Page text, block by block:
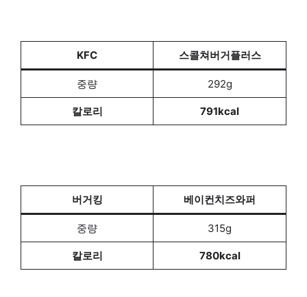
KFC 스콜쳐버거플러스
중량 292g
칼로리 791kcal
버거킹 베이컨치즈와퍼
중량 315g
칼로리 780kcal